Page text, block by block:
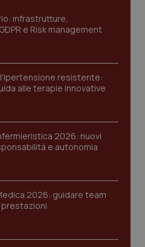
infrastrutture,
e Risk management
resistente:
alle terapie innovative
2026: nuovi
e autonomia
2026: guidare team
Fornitore/
YouTube
www.quotidianosanita.it